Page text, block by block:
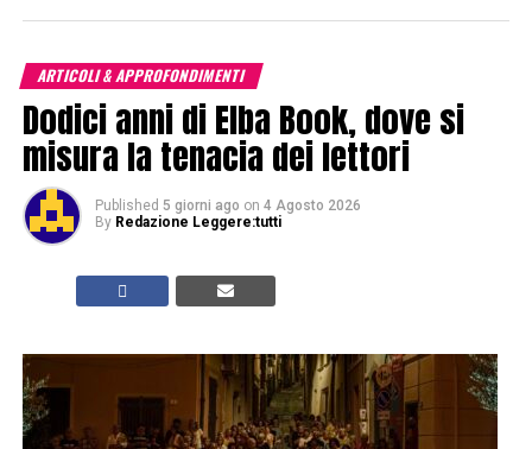
ARTICOLI & APPROFONDIMENTI
Dodici anni di Elba Book, dove si
misura la tenacia dei lettori
Published 5 giorni ago on 4 Agosto 2026
By Redazione Leggere:tutti